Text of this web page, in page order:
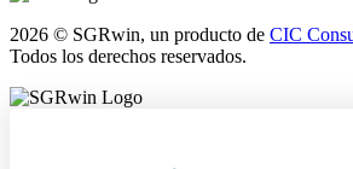
2026 © SGRwin, un producto de CIC
Todos los derechos reservados.